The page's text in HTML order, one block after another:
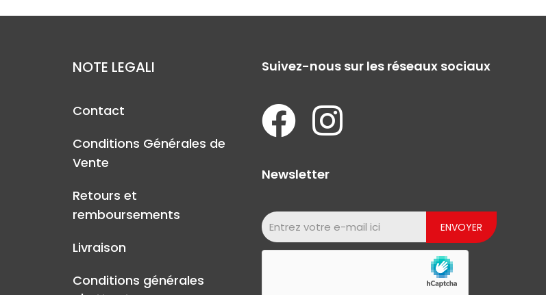
NOTE LEGALI
Contact
Conditions Générales de
Vente
Retours et
remboursements
Livraison
Conditions générales
Suivez-nous sur les réseaux sociaux
Newsletter